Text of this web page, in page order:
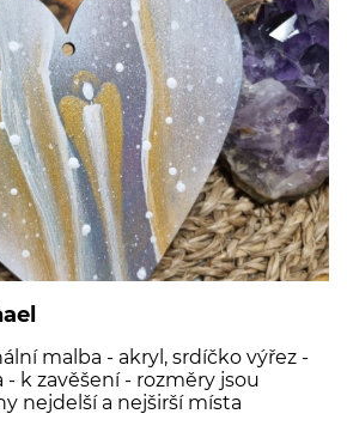
malba - akryl, srdíčko výřez -
k zavěšení - rozměry jsou
nejdelší a nejširší místa